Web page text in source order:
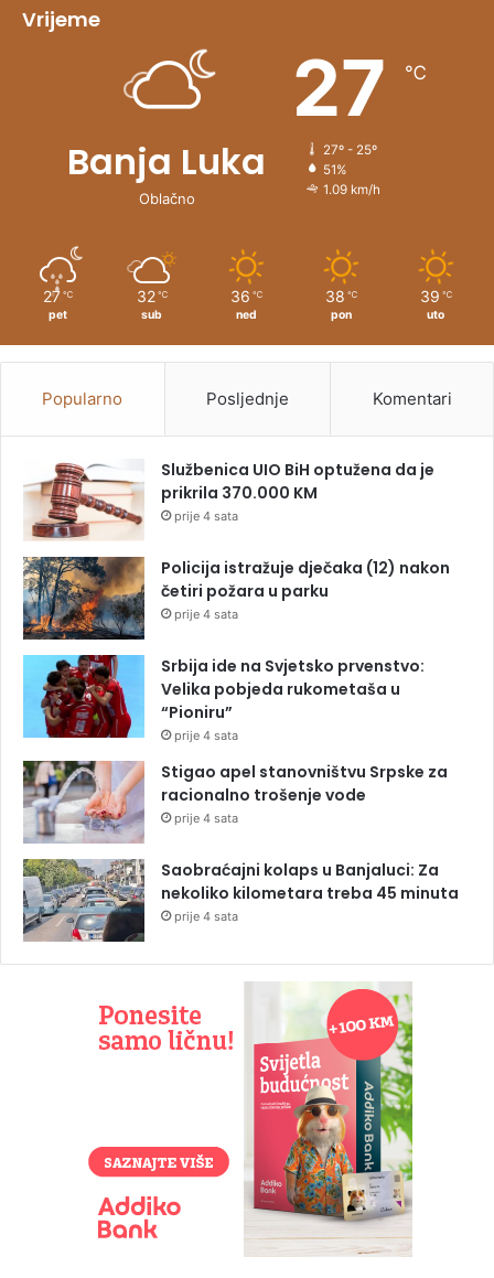
vVrijeme
Banja Luka
Oblačno
27 ℃
27º - 25º
51%
1.09 km/h
27 ℃
pet
32 ℃
sub
36 ℃
ned
38 ℃
pon
39 ℃
uto
Popularno Posljednje Komentari
Službenica UIO BiH optužena da je
prikrila 370.000 KM
prije 4 sata
Policija istražuje dječaka (12) nakon
četiri požara u parku
prije 4 sata
Srbija ide na Svjetsko prvenstvo:
Velika pobjeda rukometaša u
“Pioniru”
prije 4 sata
Stigao apel stanovništvu Srpske za
racionalno trošenje vode
prije 4 sata
Saobraćajni kolaps u Banjaluci: Za
nekoliko kilometara treba 45 minuta
prije 4 sata